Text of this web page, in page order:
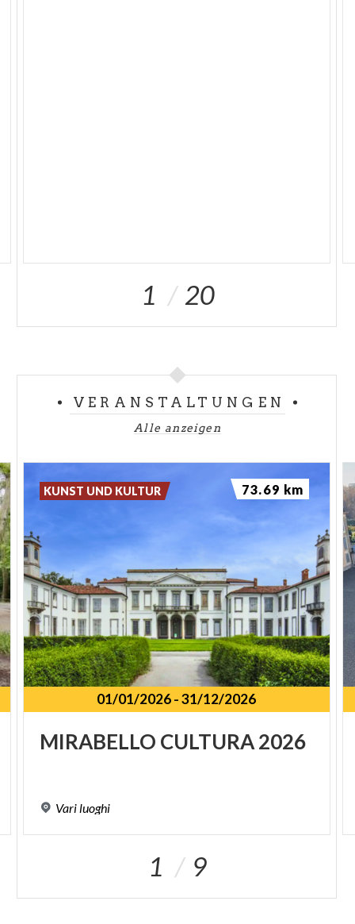
1 20
VERANSTALTUNGEN
Alle anzeigen
01/01/2026-31/12/2026
MIRABELLO CULTURA2026
Vari luoghi
KUNST UND KULTUR 73.69 km
1 9